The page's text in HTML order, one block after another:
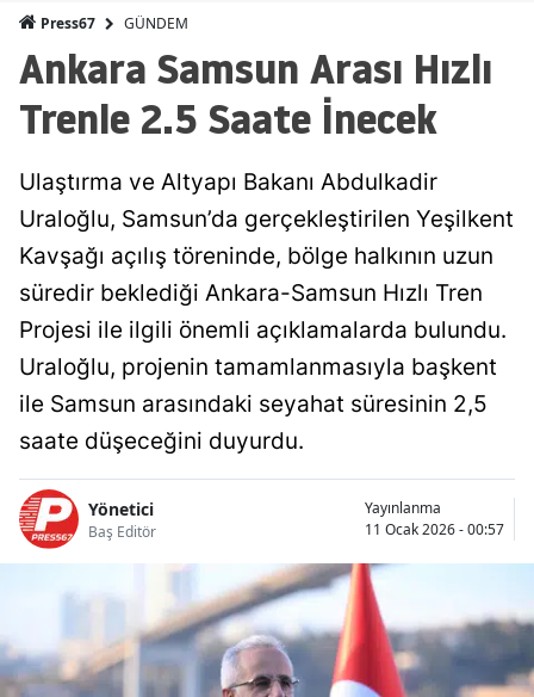
Press67 GÜNDEM
Ankara Samsun Arası Hızlı
Trenle 2.5 Saate İnecek
Ulaştırma ve Altyapı Bakanı Abdulkadir
Uraloğlu, Samsun’da gerçekleştirilen Yeşilkent
Kavşağı açılış töreninde, bölge halkının uzun
süredir beklediği Ankara-Samsun Hızlı Tren
Projesi ile ilgili önemli açıklamalarda bulundu.
Uraloğlu, projenin tamamlanmasıyla başkent
ile Samsun arasındaki seyahat süresinin 2,5
saate düşeceğini duyurdu.
Yönetici
Baş Editör
Yayınlanma
11 Ocak 2026 - 00:57